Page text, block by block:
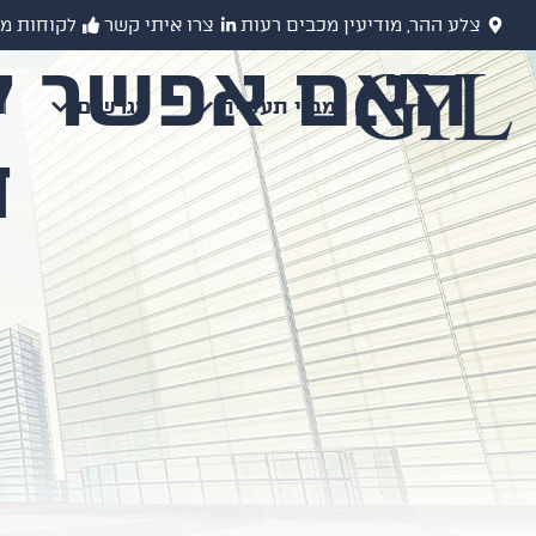
צלע ההר, מודיעין מכבים רעות צרו איתי קשר לקוחות
מבני תעשיה מגרשים
האם אפשר